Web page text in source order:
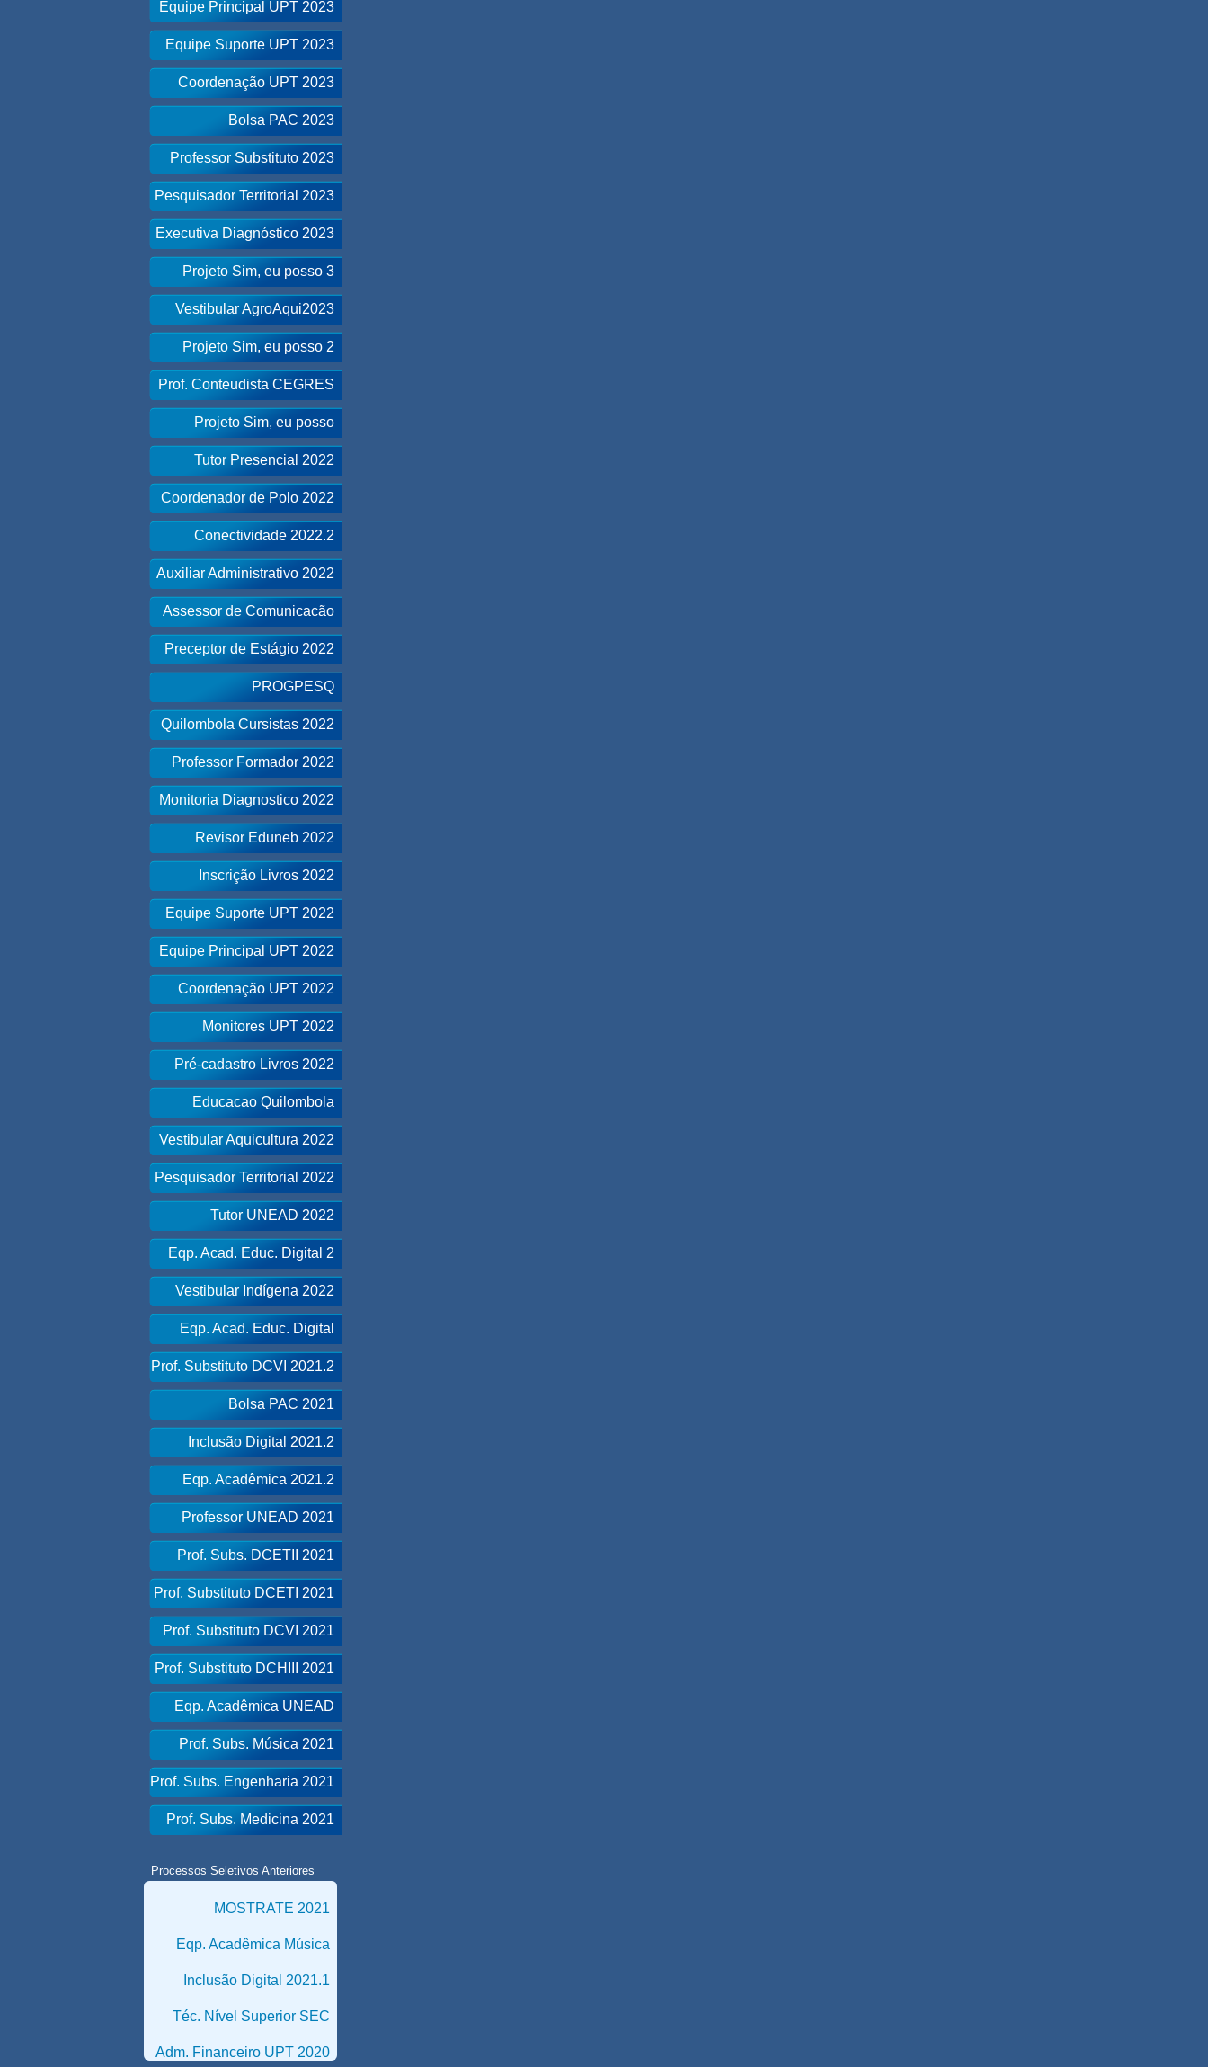
Equipe Principal UPT 2023
Equipe Suporte UPT 2023
Coordenação UPT 2023
Bolsa PAC 2023
Professor Substituto 2023
Pesquisador Territorial 2023
Executiva Diagnóstico 2023
Projeto Sim, eu posso 3
Vestibular AgroAqui2023
Projeto Sim, eu posso 2
Prof. Conteudista CEGRES
Projeto Sim, eu posso
Tutor Presencial 2022
Coordenador de Polo 2022
Conectividade 2022.2
Auxiliar Administrativo 2022
Assessor de Comunicacão
Preceptor de Estágio 2022
PROGPESQ
Quilombola Cursistas 2022
Professor Formador 2022
Monitoria Diagnostico 2022
Revisor Eduneb 2022
Inscrição Livros 2022
Equipe Suporte UPT 2022
Equipe Principal UPT 2022
Coordenação UPT 2022
Monitores UPT 2022
Pré-cadastro Livros 2022
Educacao Quilombola
Vestibular Aquicultura 2022
Pesquisador Territorial 2022
Tutor UNEAD 2022
Eqp. Acad. Educ. Digital 2
Vestibular Indígena 2022
Eqp. Acad. Educ. Digital
Prof. Substituto DCVI 2021.2
Bolsa PAC 2021
Inclusão Digital 2021.2
Eqp. Acadêmica 2021.2
Professor UNEAD 2021
Prof. Subs. DCETII 2021
Prof. Substituto DCETI 2021
Prof. Substituto DCVI 2021
Prof. Substituto DCHIII 2021
Eqp. Acadêmica UNEAD
Prof. Subs. Música 2021
Prof. Subs. Engenharia 2021
Prof. Subs. Medicina 2021
Processos Seletivos Anteriores
MOSTRATE 2021
Eqp. Acadêmica Música
Inclusão Digital 2021.1
Téc. Nível Superior SEC
Adm. Financeiro UPT 2020